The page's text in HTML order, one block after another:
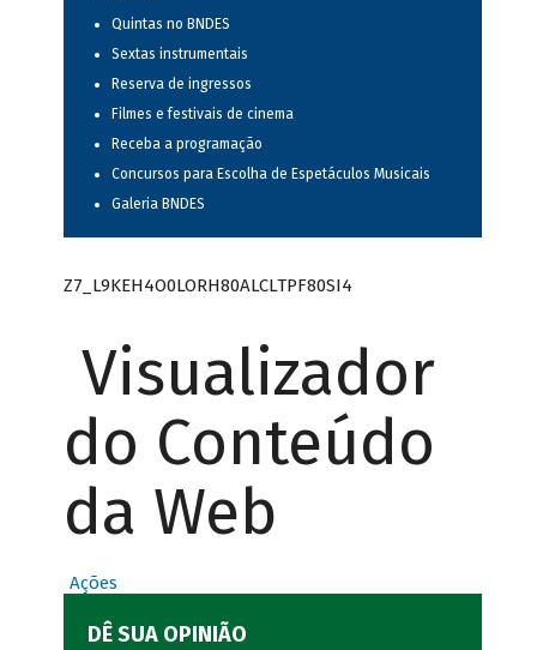
Quintas no BNDES
Sextas instrumentais
Reserva de ingressos
Filmes e festivais de cinema
Receba a programação
Concursos para Escolha de Espetáculos Musicais
Galeria BNDES
Z7_L9KEH4O0LORH80ALCLTPF80SI4
Visualizador
do Conteúdo
da Web
Ações
DÊ SUA OPINIÃO